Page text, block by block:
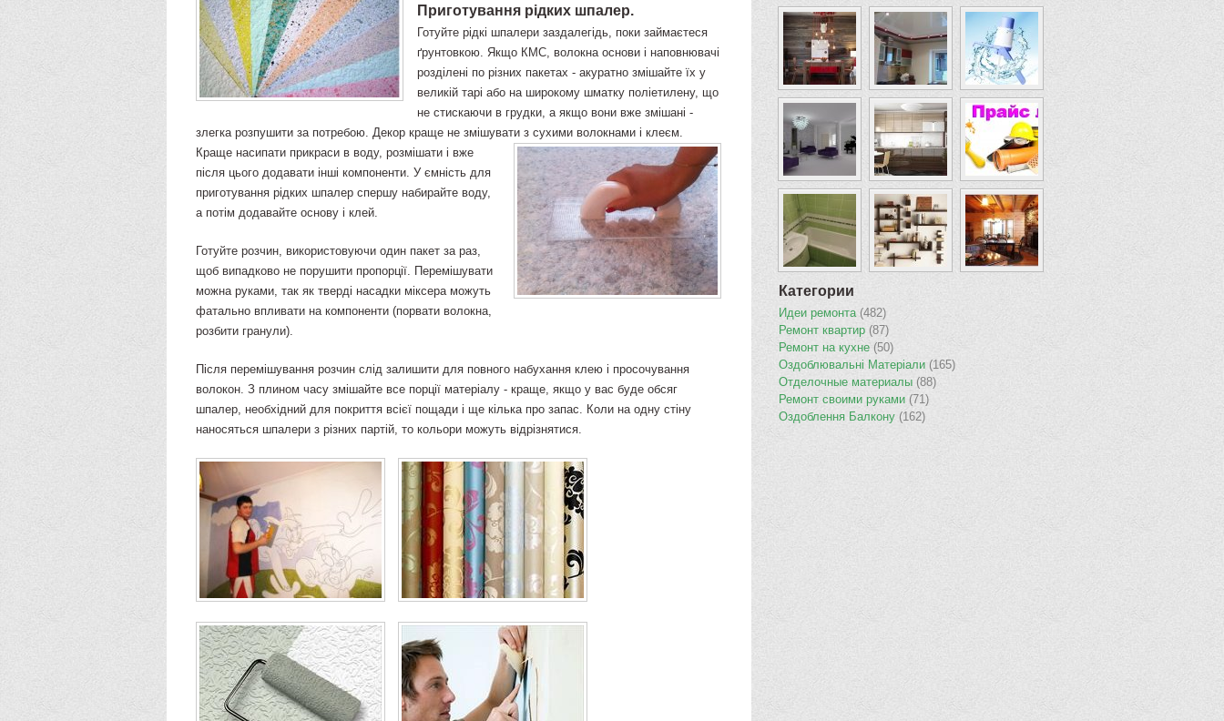
Приготування рідких шпалер.
Готуйте рідкі шпалери заздалегідь, поки займаєтеся
ґрунтовкою. Якщо КМС, волокна основи і наповнювачі
розділені по різних пакетах - акуратно змішайте їх у
великій тарі або на широкому шматку поліетилену, що
не стискаючи в грудки, а якщо вони вже змішані -
злегка розпушити за потребою. Декор краще не змішувати з сухими волокнами і клеєм.
Краще насипати прикраси в воду, розмішати і вже
після цього додавати інші компоненти. У ємність для
приготування рідких шпалер спершу набирайте воду,
а потім додавайте основу і клей.
Готуйте розчин, використовуючи один пакет за раз,
щоб випадково не порушити пропорції. Перемішувати
можна руками, так як тверді насадки міксера можуть
фатально впливати на компоненти (порвати волокна,
розбити гранули).
Після перемішування розчин слід залишити для повного набухання клею і просочування
волокон. З плином часу змішайте все порції матеріалу - краще, якщо у вас буде обсяг
шпалер, необхідний для покриття всієї пощади і ще кілька про запас. Коли на одну стіну
наносяться шпалери з різних партій, то кольори можуть відрізнятися.
Категории
Идеи ремонта(482)
Ремонт квартир (87)
Ремонт на кухне (50)
Оздоблювальнi Матерiали (165)
Отделочные материалы (88)
Ремонт своими руками (71)
Оздоблення Балкону (162)